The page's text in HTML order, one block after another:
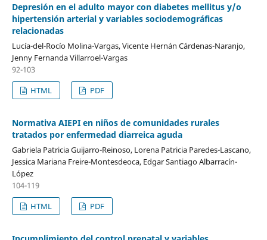
Depresión en el adulto mayor con diabetes mellitus y/o
hipertensión arterial y variables sociodemográficas
relacionadas
Lucía-del-Rocío Molina-Vargas, Vicente Hernán Cárdenas-Naranjo,
Jenny Fernanda Villarroel-Vargas
92-103
HTML
PDF
Normativa AIEPI en niños de comunidades rurales
tratados por enfermedad diarreica aguda
Gabriela Patricia Guijarro-Reinoso, Lorena Patricia Paredes-Lascano,
Jessica Mariana Freire-Montesdeoca, Edgar Santiago Albarracín-
López
104-119
HTML
PDF